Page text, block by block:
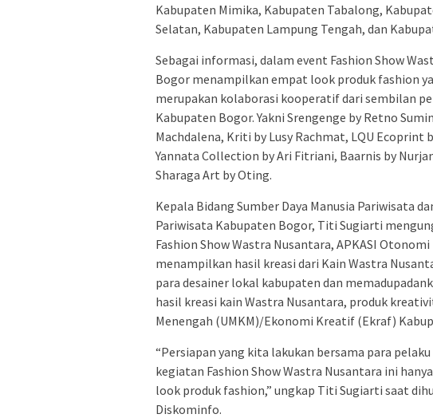
Kabupaten Mimika, Kabupaten Tabalong,
Selatan, Kabupaten Lampung Tengah, dan
Sebagai informasi, dalam event Fashion Show
Bogor menampilkan empat look produk fashion
merupakan kolaborasi kooperatif dari sembilan
Kabupaten Bogor. Yakni Srengenge by Retno
Machdalena, Kriti by Lusy Rachmat, LQU Ecoprint
Yannata Collection by Ari Fitriani, Baarnis by
Sharaga Art by Oting.
Kepala Bidang Sumber Daya Manusia Pariwisata
Pariwisata Kabupaten Bogor, Titi Sugiarti
Fashion Show Wastra Nusantara, APKASI
menampilkan hasil kreasi dari Kain Wastra
para desainer lokal kabupaten dan
hasil kreasi kain Wastra Nusantara, produk
Menengah (UMKM)/Ekonomi Kreatif (Ekraf)
“Persiapan yang kita lakukan bersama para
kegiatan Fashion Show Wastra Nusantara ini
look produk fashion,” ungkap Titi Sugiarti saat
Diskominfo.